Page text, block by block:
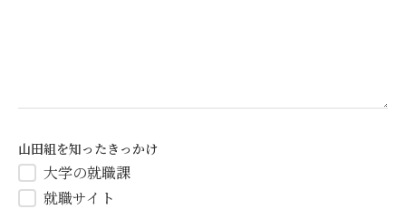
山田組を知ったきっかけ
大学の就職課
就職サイト